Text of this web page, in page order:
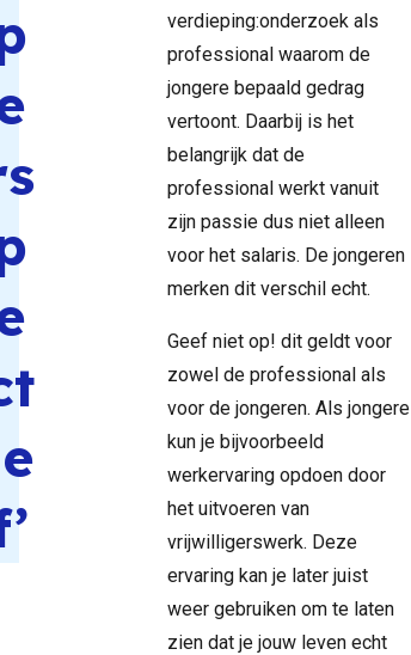
verdieping:onderzoek als
professional waarom de
jongere bepaald gedrag
vertoont. Daarbij is het
belangrijk dat de
professional werkt vanuit
zijn passie dus niet alleen
voor het salaris. De jongeren
merken dit verschil echt.
Geef niet op! dit geldt voor
zowel de professional als
voor de jongeren. Als jongere
kun je bijvoorbeeld
werkervaring opdoen door
het uitvoeren van
vrijwilligerswerk. Deze
ervaring kan je later juist
weer gebruiken om te laten
zien dat je jouw leven echt